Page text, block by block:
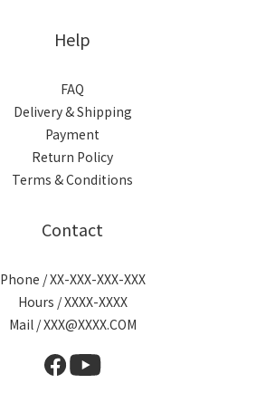
Help
FAQ
Delivery & Shipping
Payment
Return Policy
Terms & Conditions
Contact
Phone / XX-XXX-XXX-XXX
Hours / XXXX-XXXX
Mail / XXX@XXXX.COM